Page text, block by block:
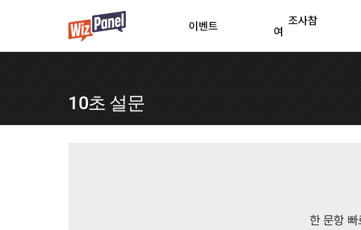
이벤트
조사참
여
10초 설문
한 문항